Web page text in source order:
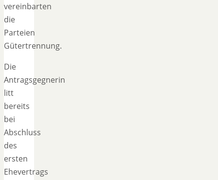
vereinbarten
die
Parteien
Gütertrennung.
Die
Antragsgegnerin
litt
bereits
bei
Abschluss
des
ersten
Ehevertrags